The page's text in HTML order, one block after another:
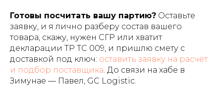
Готовы посчитать вашу партию? Оставьте
заявку, и я лично разберу состав вашего
товара, скажу, нужен СГР или хватит
декларации ТР ТС 009, и пришлю смету с
доставкой под ключ: оставить заявку на расчёт
и подбор поставщика . До связи на хабе в
Зимунае — Павел, GC Logistic.